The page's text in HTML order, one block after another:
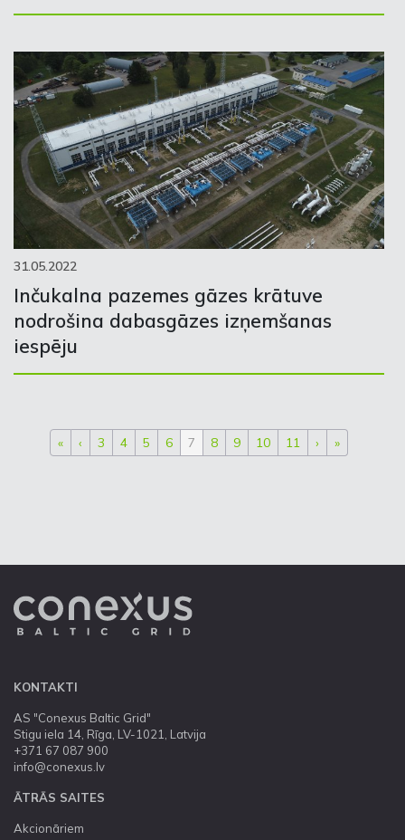
31.05.2022
Inčukalna pazemes gāzes krātuve
nodrošina dabasgāzes izņemšanas
iespēju
« ‹ 3 4 5 6 7 8 9 10 11 › »
KONTAKTI
AS "Conexus Baltic Grid"
Stigu iela 14, Rīga, LV-1021, Latvija
+371 67 087 900
info@conexus.lv
ĀTRĀS SAITES
Akcionāriem